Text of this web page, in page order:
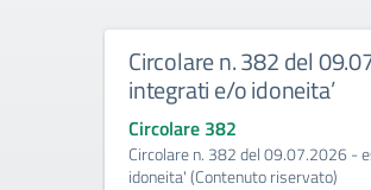
Circolare n. 382 del
integrati e/o idoneita’
Circolare 382
Circolare n. 382 del 09.07.2026 -
idoneita' (Contenuto riservato)